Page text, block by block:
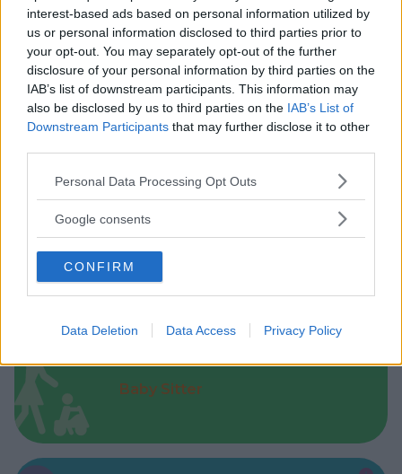
interest-based ads based on personal information utilized by
us or personal information disclosed to third parties prior to
your opt-out. You may separately opt-out of the further
disclosure of your personal information by third parties on the
IAB’s list of downstream participants. This information may
also be disclosed by us to third parties on the IAB’s List of
Downstream Participants that may further disclose it to other
Please note that this website/app uses one or more Google
not limited to your visit or usage behaviour. You may click to
use your data for below specified purposes in below Google
consent section.
Personal Data Processing Opt Outs
Google consents
CONFIRM
Data Deletion Data Access Privacy Policy
Asili Nido
Kinderheim
Baby Sitter